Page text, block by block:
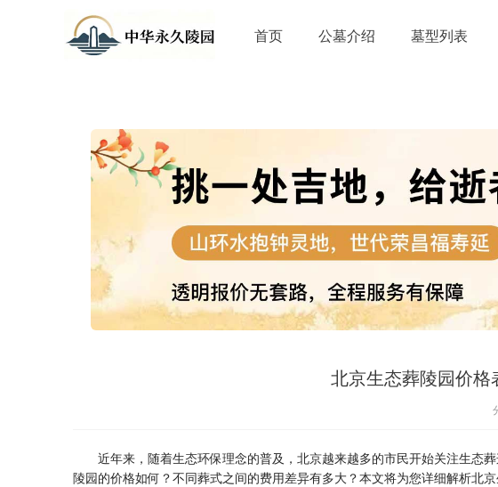
首页 公墓介绍 墓型列表
北京生态葬陵园价
近年来，随着生态环保理念的普及，北京越来越多的市民开始关注生态
陵园的价格如何？不同葬式之间的费用差异有多大？本文将为您详细解析北